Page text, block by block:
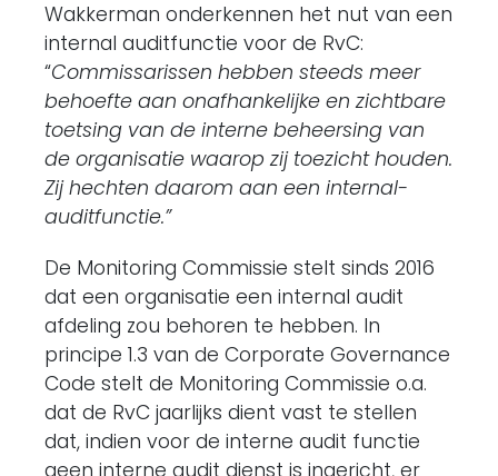
Wakkerman onderkennen het nut van een
internal auditfunctie voor de RvC:
“Commissarissen hebben steeds meer
behoefte aan onafhankelijke en zichtbare
toetsing van de interne beheersing van
de organisatie waarop zij toezicht houden.
Zij hechten daarom aan een internal-
auditfunctie.”
De Monitoring Commissie stelt sinds 2016
dat een organisatie een internal audit
afdeling zou behoren te hebben. In
principe 1.3 van de Corporate Governance
Code stelt de Monitoring Commissie o.a.
dat de RvC jaarlijks dient vast te stellen
dat, indien voor de interne audit functie
geen interne audit dienst is ingericht, er